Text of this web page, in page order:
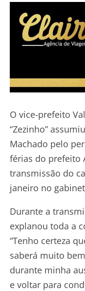
O vice-prefeito
“Zezinho”
Machado pelo
férias do prefeito
transmissão do
janeiro no
Durante a
explanou toda a
“Tenho certeza
saberá muito
durante minha
e voltar para